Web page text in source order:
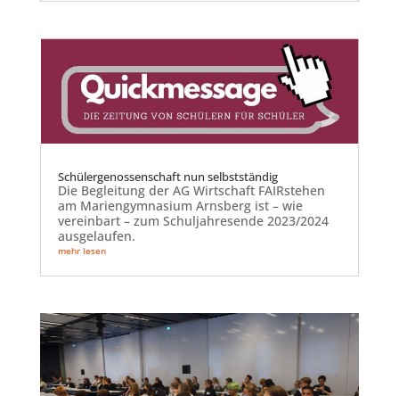
Schülergenossenschaft nun selbstständig
Die Begleitung der AG Wirtschaft FAIRstehen
am Mariengymnasium Arnsberg ist – wie
vereinbart – zum Schuljahresende 2023/2024
ausgelaufen.
mehr lesen